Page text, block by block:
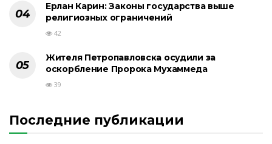
Ерлан Карин: Законы государства выше
религиозных ограничений
42
Жителя Петропавловска осудили за
оскорбление Пророка Мухаммеда
39
Последние публикации